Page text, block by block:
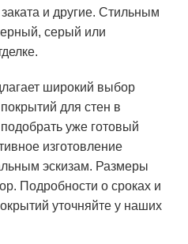
и другие. Стильным
серый или
широкий выбор
для стен в
уже готовый
изготовление
эскизам. Размеры
Подробности о сроках и
уточняйте у наших